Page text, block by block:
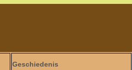
Geschiedenis